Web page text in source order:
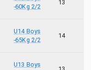
-60Kg 2/2
13
U14 Boys
-65Kg 2/2
14
U13 Boys